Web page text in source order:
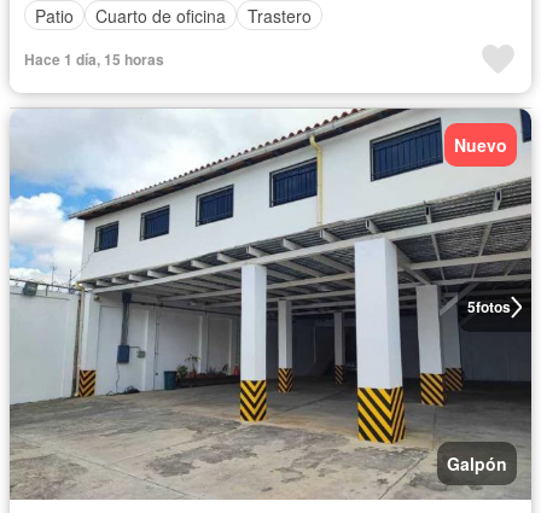
Patio
Cuarto de oficina Trastero
Hace 1 día, 15 horas
5fotos
Nuevo
Galpón